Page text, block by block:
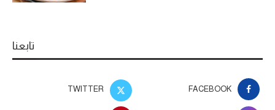
تابعنا
FACEBOOK
TWITTER